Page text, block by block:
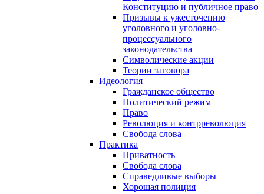
Конституцию и публичное право
Призывы к ужесточению
уголовного и уголовно-
процессуального
законодательства
Символические акции
Теории заговора
Идеология
Гражданское общество
Политический режим
Право
Революция и контрреволюция
Свобода слова
Практика
Приватность
Свобода слова
Справедливые выборы
Хорошая полиция